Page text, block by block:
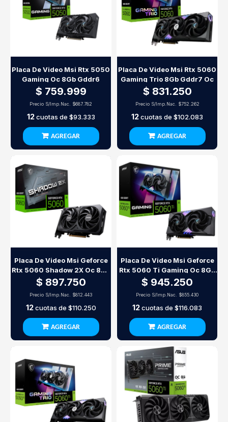
Placa De Video Msi Rtx 5050
Gaming Oc 8Gb Gddr6
$ 759.999
Precio S/Imp.Nac. $687.782
12cuotas de $93.333
AGREGAR
Placa De Video Msi Rtx 5060
Gaming Trio 8Gb Gddr7 Oc
$ 831.250
Precio S/Imp.Nac. $752.262
12cuotas de $102.083
AGREGAR
Placa De Video Msi Geforce
Rtx 5060 Shadow 2X Oc 8Gb
Gddr7
$ 897.750
Precio S/Imp.Nac. $812.443
12cuotas de $110.250
AGREGAR
Placa De Video Msi Geforce
Rtx 5060 Ti Gaming Oc 8Gb
Gddr7
$ 945.250
Precio S/Imp.Nac. $855.430
12cuotas de $116.083
AGREGAR